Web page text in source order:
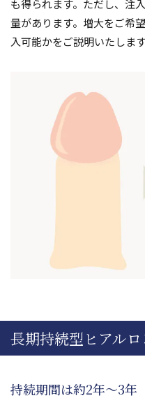
も得られます。ただし、注
量があります。増大をご希
入可能かをご説明いたします
長期持続型ヒアル
持続期間は約2年～3年